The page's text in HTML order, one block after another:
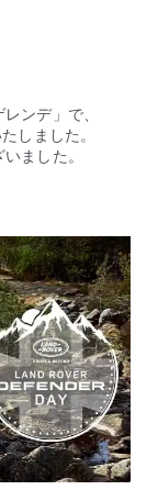
ンデ」で、
しました。
ました。